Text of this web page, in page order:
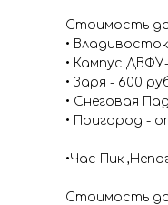
Стоимость
•
• Кампус
• Заря - 600
• Снеговая
• Пригород -
•Час Пик
Стоимость